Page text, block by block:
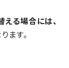
る場合には、
ます。